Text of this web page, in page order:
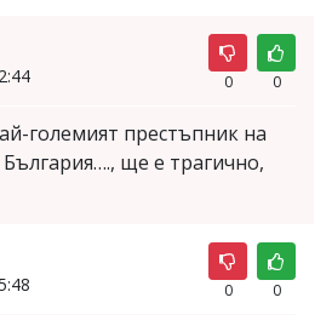
0 0
големият престъпник на
ще е трагично,
0 0